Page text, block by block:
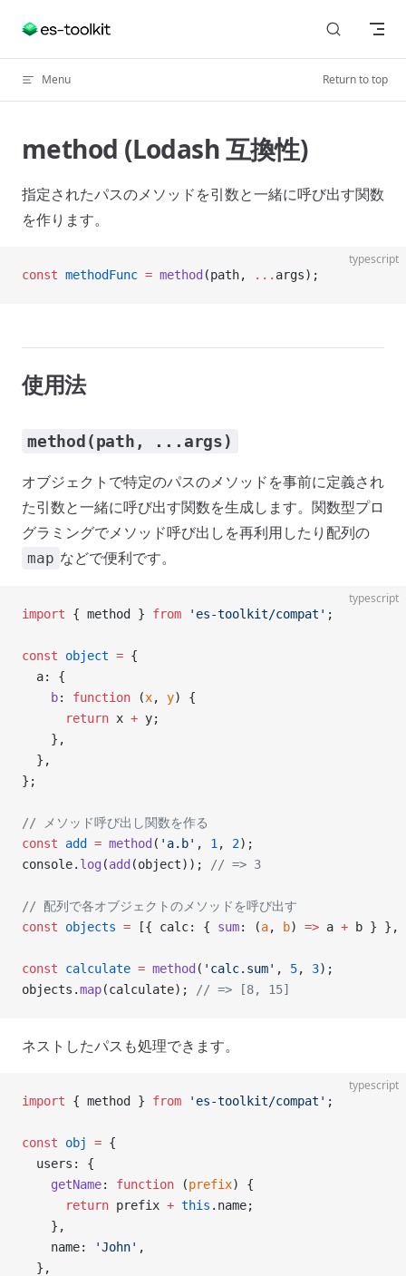
Skip to content
Menu Return to top
method (Lodash 互換性)
指定されたパスのメソッドを引数と一緒に呼び出す関数
を作ります。
typescript
const methodFunc = method (path, ... args);
使用法
method(path, ...args)
オブジェクトで特定のパスのメソッドを事前に定義され
た引数と一緒に呼び出す関数を生成します。関数型プロ
グラミングでメソッド呼び出しを再利用したり配列の
map などで便利です。
typescript
import { method } from 'es-toolkit/compat' ;
const object = {
  a: {
    b
: function (x, y) {
      return
x + y;
    },
  },
};
// メソッド呼び出し関数を作る
const add = method ( 'a.b' , 1 , 2);
console. log (add (object)); // => 3
// 配列で各オブジェクトのメソッドを呼び出す
const objects = [{ calc: { sum: (a, b) => a + b } },
const calculate = method ( 'calc.sum' , 5, 3);
objects.map(calculate); // => [8, 15]
ネストしたパスも処理できます。
typescript
import { method } from 'es-toolkit/compat' ;
const obj = {
  users: {
    getName
: function (prefix) {
      return
prefix + this .name;
    },
    name:
'John' ,
  },